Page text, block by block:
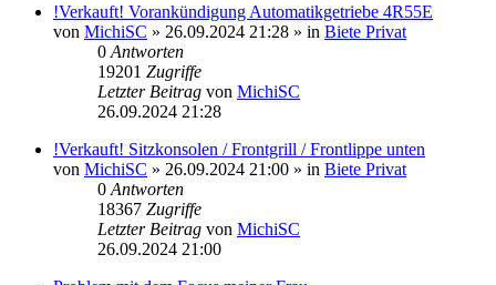
!Verkauft! Vorankündigung Automatikgetriebe 4R55E
von MichiSC » 26.09.2024 21:28 » in Biete Privat
0 Antworten
19201 Zugriffe
Letzter Beitrag von MichiSC
26.09.2024 21:28
!Verkauft! Sitzkonsolen / Frontgrill / Frontlippe unten
von MichiSC » 26.09.2024 21:00 » in Biete Privat
0 Antworten
18367 Zugriffe
Letzter Beitrag von MichiSC
26.09.2024 21:00